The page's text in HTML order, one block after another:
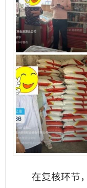
在复核环节